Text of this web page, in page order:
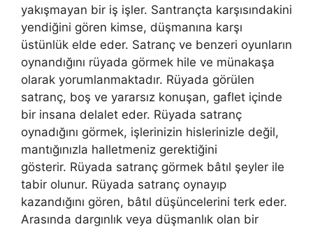
yakışmayan bir iş işler. Santrançta karşısındakini
yendiğini gören kimse, düşmanına karşı
üstünlük elde eder. Satranç ve benzeri oyunların
oynandığını rüyada görmek hile ve münakaşa
olarak yorumlanmaktadır. Rüyada görülen
satranç, boş ve yararsız konuşan, gaflet içinde
bir insana delalet eder. Rüyada satranç
oynadığını görmek, işlerinizin hislerinizle değil,
mantığınızla halletmeniz gerektiğini
gösterir. Rüyada satranç görmek bâtıl şeyler ile
tabir olunur. Rüyada satranç oynayıp
kazandığını gören, bâtıl düşüncelerini terk eder.
Arasında dargınlık veya düşmanlık olan bir